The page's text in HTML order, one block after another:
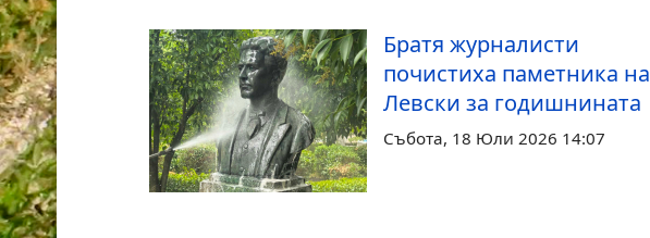
Братя журналисти
почистиха паметника на
Левски за годишнината
Събота, 18 Юли 2026 14:07